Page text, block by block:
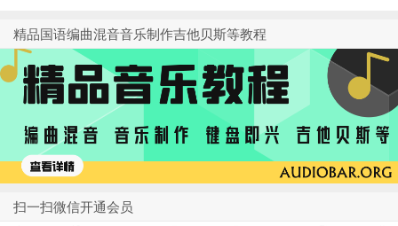
精品国语编曲混音音乐制作吉他贝斯等教程
扫一扫微信开通会员